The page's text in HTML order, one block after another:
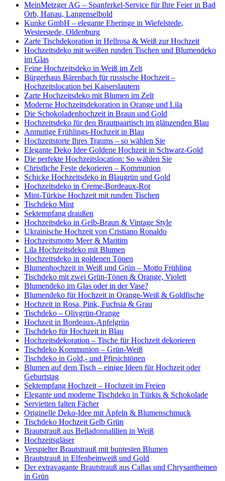
MeinMetzger AG – Spanferkel-Service für Ihre Feier in Bad
Orb, Hanau, Langenselbold
Kunke GmbH – elegante Eheringe in Wiefelstede,
Westerstede, Oldenburg
Zarte Tischdekoration in Hellrosa & Weiß zur Hochzeit
Hochzeitsdeko mit weißen runden Tischen und Blumendeko
im Glas
Feine Hochzeitsdeko in Weiß im Zelt
Bürgerhaus Bärenbach für russische Hochzeit –
Hochzeitslocation bei Kaiserslautern
Zarte Hochzeitsdeko mit Blumen im Zelt
Moderne Hochzeitsdekoration in Orange und Lila
Die Schokoladenhochzeit in Braun und Gold
Hochzeitsdeko für den Brautpaartisch im glänzenden Blau
Anmutige Frühlings-Hochzeit in Blau
Hochzeitstorte Ihres Traums – so wählen Sie
Elegante Deko Idee Goldene Hochzeit in Schwarz-Gold
Die perfekte Hochzeitslocation: So wählen Sie
Christliche Feste dekorieren – Kommunion
Schicke Hochzeitsdeko in Blaugrün und Gold
Hochzeitsdeko in Creme-Bordeaux-Rot
Mint-Türkise Hochzeit mit runden Tischen
Tischdeko Mint
Sektempfang draußen
Hochzeitsdeko in Gelb-Braun & Vintage Style
Ukrainische Hochzeit von Cristiano Ronaldo
Hochzeitsmotto Meer & Maritim
Lila Hochzeitsdeko mit Blumen
Hochzeitsdeko in goldenen Tönen
Blumenhochzeit in Weiß und Grün – Motto Frühling
Tischdeko mit zwei Grün-Tönen & Orange, Violett
Blumendeko im Glas oder in der Vase?
Blumendeko für Hochzeit in Orange-Weiß & Goldfische
Hochzeit in Rosa, Pink, Fuchsia & Grau
Tischdeko – Olivgrün-Orange
Hochzeit in Bordeaux-Apfelgrün
Tischdeko für Hochzeit in Blau
Hochzeitsdekoration – Tische für Hochzeit dekorieren
Tischdeko Kommunion – Grün-Weiß
Tischdeko in Gold,- und Pfirsichtönen
Blumen auf dem Tisch – einige Ideen für Hochzeit oder
Geburtstag
Sektempfang Hochzeit – Hochzeit im Freien
Elegante und moderne Tischdeko in Türkis & Schokolade
Servietten falten Fächer
Originelle Deko-Idee mit Äpfeln & Blumenschmuck
Tischdeko Hochzeit Gelb Grün
Brautstrauß aus Belladonnalilien in Weiß
Hochzeitsgläser
Verspielter Brautstrauß mit buntesten Blumen
Brautstrauß in Elfenbeinweiß und Gold
Der extravagante Brautstrauß aus Callas und Chrysanthemen
in Grün